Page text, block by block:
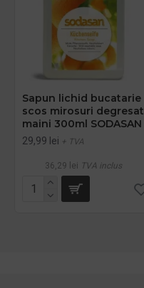
Sapun lichid bucatarie
scos mirosuri degresat
maini 300ml SODASAN
29,99 lei + TVA
36,29 lei TVA inclus